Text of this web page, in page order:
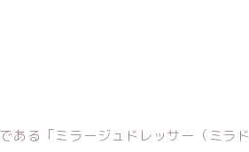
ある「ミラージュドレッサー（ミラド